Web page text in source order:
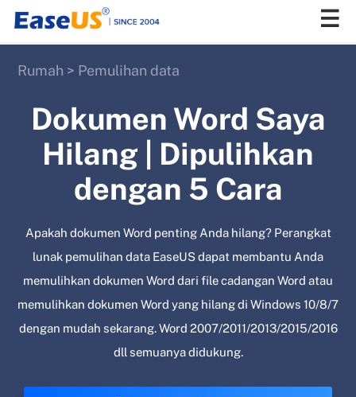
Rumah > Pemulihan data
Dokumen Word Saya
Hilang | Dipulihkan
dengan 5 Cara
Apakah dokumen Word penting Anda hilang? Perangkat
lunak pemulihan data EaseUS dapat membantu Anda
memulihkan dokumen Word dari file cadangan Word atau
memulihkan dokumen Word yang hilang di Windows 10/8/7
dengan mudah sekarang. Word 2007/2011/2013/2015/2016
dll semuanya didukung.